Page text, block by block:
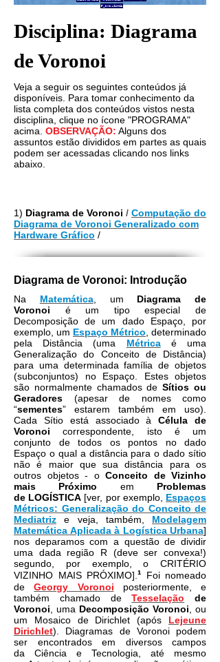
Disciplina: Diagrama
de Voronoi
Veja a seguir os seguintes conteúdos já
disponíveis. Para tomar conhecimento da
lista completa dos conteúdos vistos nesta
disciplina, clique no ícone "PROGRAMA"
acima. OBSERVAÇÃO: Alguns dos
assuntos estão divididos em partes as quais
podem ser acessadas clicando nos links
abaixo.
1) Diagrama de Voronoi / Computação do
Diagrama de Voronoi Generalizado com
Hardware Gráfico /
Diagrama de Voronoi: Introdução
Na Matemática, um Diagrama de
Voronoi é um tipo especial de
Decomposição de um dado Espaço, por
exemplo, um Espaço Métrico , determinado
pela Distância (uma Métrica
é uma
Generalização do Conceito de Distância)
para uma determinada família de objetos
(subconjuntos) no Espaço. Estes objetos
são normalmente chamados deSítios ou
Geradores (apesar de nomes como
“sementes” estarem também em uso).
Cada Sítio está associado àCélula de
Voronoi correspondente, isto é um
conjunto de todos os pontos no dado
Espaço o qual a distância para o dado sítio
não é maior que sua distância para os
outros objetos - o Conceito de Vizinho
mais Próximo em
Problemas
de LOGÍSTICA [ver, por exemplo, Espaços
Métricos: Generalização do Conceito de
Mediatriz e veja, também, Modelagem
Matemática Aplicada à Logística Urbana]
nos deparamos com a questão de dividir
uma dada região R (deve ser convexa!)
segundo, por exemplo, o CRITÉRIO
VIZINHO MAIS PRÓXIMO] ¹ Foi nomeado
deGeorgy Voronoi posteriormente, e
também chamado deTesselação de
Voronoi , uma Decomposição Voronoi , ou
um Mosaico de Dirichlet (após Lejeune
Dirichlet). Diagramas de Voronoi podem
ser encontrados em diversos campos
da Ciência e Tecnologia, até mesmo